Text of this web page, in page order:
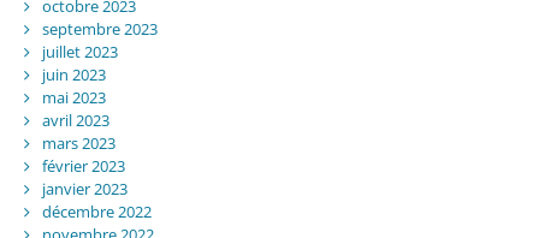
octobre 2023
septembre 2023
juillet 2023
juin 2023
mai 2023
avril 2023
mars 2023
février 2023
janvier 2023
décembre 2022